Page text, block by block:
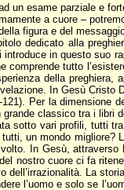
un esame parziale e
a cuore –
figura e del
dedicato alla
in questo suo
comprende tutto
della
In Gesù Cristo
Per la
classico tra i libri
sotto vari profili, tutti
un mondo
In Gesù,
nostro cuore ci fa
dell’irrazionalità. La
l’uomo e solo se